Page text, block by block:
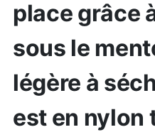
place grâce
sous le
légère à
est en nylon